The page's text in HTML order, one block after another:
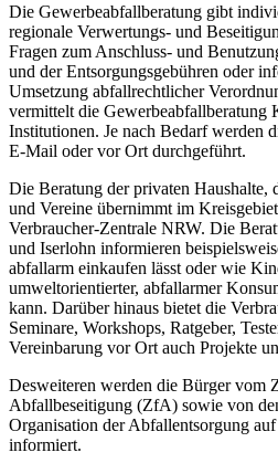
Die Gewerbeabfallberatung gibt
regionale Verwertungs- und
Fragen zum Anschluss- und
und der Entsorgungsgebühren oder
Umsetzung abfallrechtlicher
vermittelt die Gewerbeabfallberatung
Institutionen. Je nach Bedarf werden
E-Mail oder vor Ort durchgeführt.
Die Beratung der privaten Haushalte,
und Vereine übernimmt im
Verbraucher-Zentrale NRW. Die
und Iserlohn informieren
abfallarm einkaufen lässt oder wie
umweltorientierter, abfallarmer
kann. Darüber hinaus bietet die
Seminare, Workshops, Ratgeber,
Vereinbarung vor Ort auch Projekte
Desweiteren werden die Bürger vom
Abfallbeseitigung (ZfA) sowie von
Organisation der Abfallentsorgung
informiert.